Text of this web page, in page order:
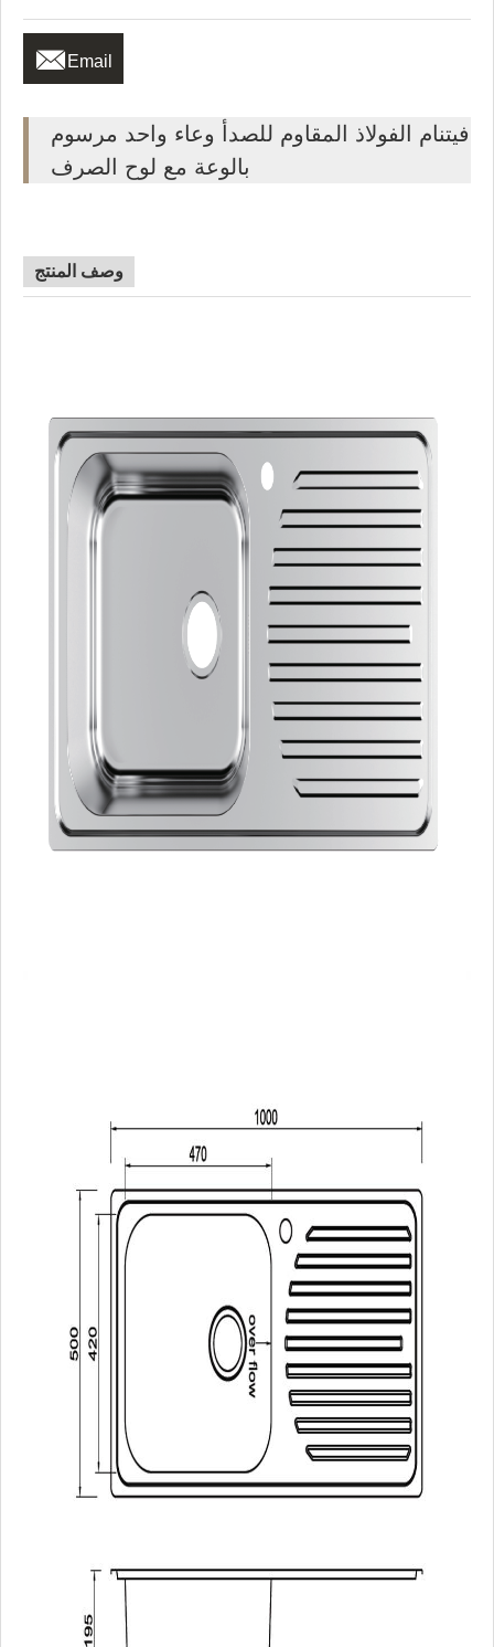
 Email
فيتنام الفولاذ المقاوم للصدأ وعاء واحد مرسوم
بالوعة مع لوح الصرف
وصف المنتج